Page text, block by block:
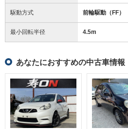
駆動方式 前輪駆動（FF）
最小回転半径 4.5m
あなたにおすすめの中古車情報